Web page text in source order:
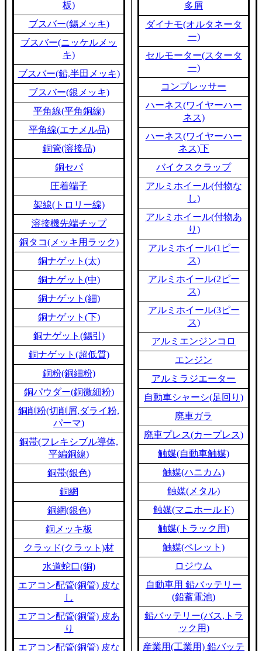
板)
ブスバー(錫メッキ)
ブスバー(ニッケルメッ
キ)
ブスバー(鉛,半田メッキ)
ブスバー(銀メッキ)
平角線(平角銅線)
平角線(エナメル品)
銅管(溶接品)
銅セパ
圧着端子
架線(トロリー線)
溶接機先端チップ
銅タコ(メッキ用ラック)
銅ナゲット(太)
銅ナゲット(中)
銅ナゲット(細)
銅ナゲット(下)
銅ナゲット(錫引)
銅ナゲット(超低質)
銅粉(銅細粉)
銅パウダー(銅微細粉)
銅削粉(切削屑,ダライ粉,
パーマ)
銅帯(フレキシブル導体,
平編銅線)
銅帯(銀色)
銅網
銅網(銀色)
銅メッキ板
クラッド(クラット)材
水道蛇口(銅)
エアコン配管(銅管) 皮な
し
エアコン配管(銅管) 皮あ
り
エアコン配管(銅管) 皮な
多屑
ダイナモ(オルタネータ
ー)
セルモーター(スタータ
ー)
コンプレッサー
ハーネス(ワイヤーハー
ネス)
ハーネス(ワイヤーハー
ネス)下
バイクスクラップ
アルミホイール(付物な
し)
アルミホイール(付物あ
り)
アルミホイール(1ピー
ス)
アルミホイール(2ピー
ス)
アルミホイール(3ピー
ス)
アルミエンジンコロ
エンジン
アルミラジエーター
自動車シャーシ(足回り)
廃車ガラ
廃車プレス(カープレス)
触媒(自動車触媒)
触媒(ハニカム)
触媒(メタル)
触媒(マニホールド)
触媒(トラック用)
触媒(ペレット)
ロジウム
自動車用 鉛バッテリー
(鉛蓄電池)
鉛バッテリー(バス,トラ
ック用)
産業用(工業用) 鉛バッテ